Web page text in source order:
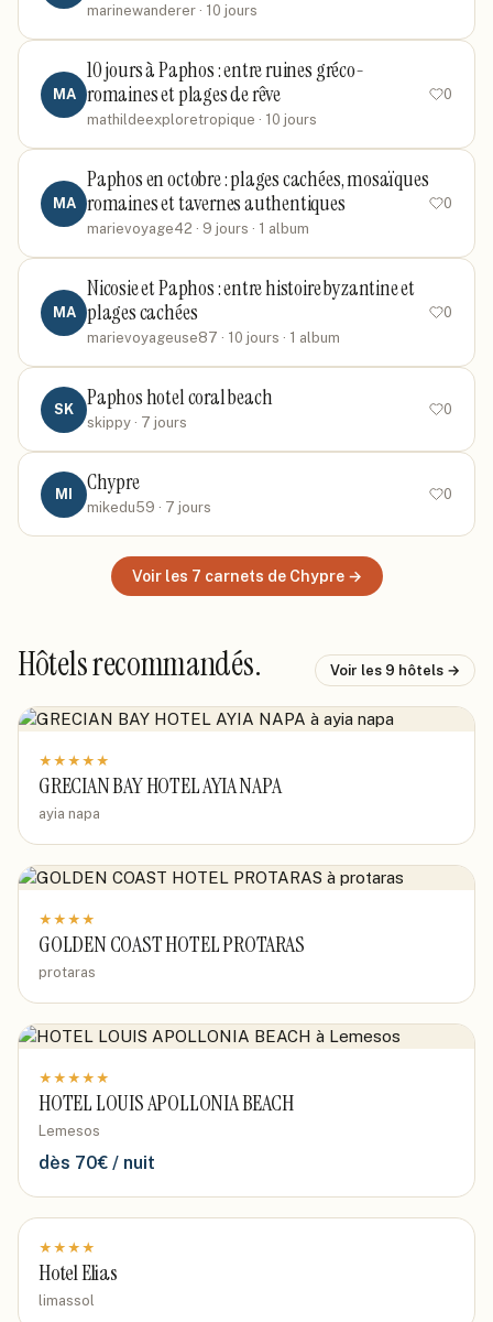
marinewanderer · 10 jours
MA
10 jours à Paphos : entre ruines gréco-
romaines et plages de rêve
mathildeexploretropique · 10 jours
0
MA
Paphos en octobre : plages cachées, mosaïques
romaines et tavernes authentiques
marievoyage42 · 9 jours · 1 album
0
MA
Nicosie et Paphos : entre histoire byzantine et
plages cachées
marievoyageuse87 · 10 jours · 1 album
0
SK Paphos hotel coral beach
skippy · 7 jours
0
MI Chypre
mikedu59 · 7 jours
0
Voir les 7 carnets de Chypre→
Hôtels recommandés. Voir les 9 hôtels →
★ ★ ★ ★ ★
GRECIAN BAY HOTEL AYIA NAPA
ayia napa
★ ★ ★ ★
GOLDEN COAST HOTEL PROTARAS
protaras
★ ★ ★ ★ ★
HOTEL LOUIS APOLLONIA BEACH
Lemesos
dès 70€ / nuit
★ ★ ★ ★
Hotel Elias
limassol